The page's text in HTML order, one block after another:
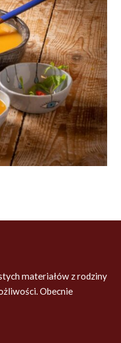
materiałów z rodziny
Obecnie